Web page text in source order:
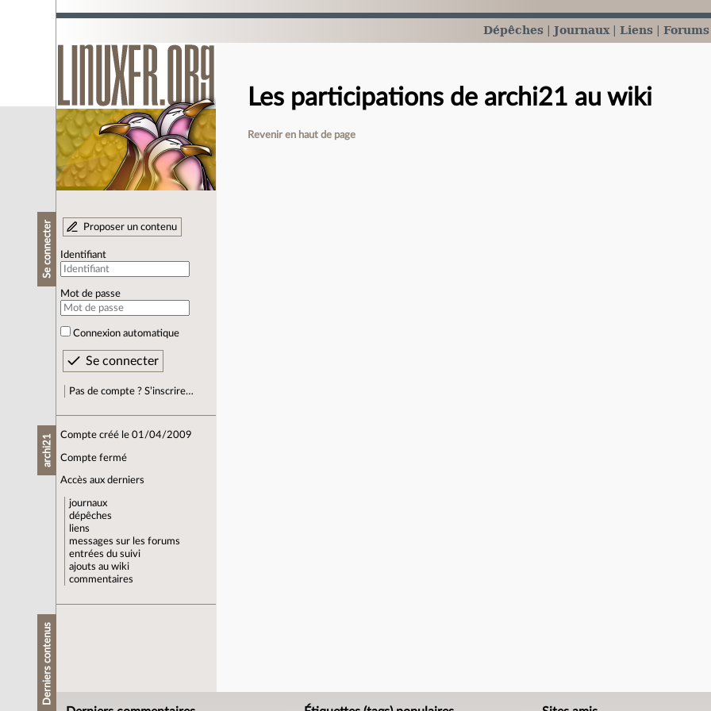
Dépêches Journaux Liens Forums
Se connecter Proposer un contenu
Identifiant
Mot de passe
Connexion automatique
Pas de compte ? S’inscrire…
archi21 Compte créé le 01/04/2009
Compte fermé
Accès aux derniers
journaux
dépêches
liens
messages sur les forums
entrées du suivi
ajouts au wiki
commentaires
Derniers contenus
Les participations de archi21 au wiki
Revenir en haut de page